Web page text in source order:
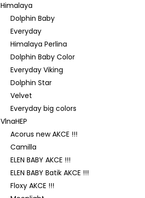
Himalaya
Dolphin Baby
Everyday
Himalaya Perlina
Dolphin Baby Color
Everyday Viking
Dolphin Star
Velvet
Everyday big colors
VlnaHEP
Acorus new AKCE !!!
Camilla
ELEN BABY AKCE !!!
ELEN BABY Batik AKCE !!!
Floxy AKCE !!!